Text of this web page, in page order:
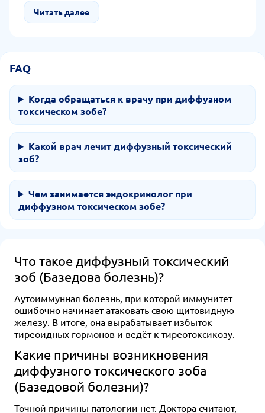
также адекватная физическая нагрузка и
сбалансированное питание.
Читать далее
FAQ
Когда обращаться к врачу при диффузном
токсическом зобе?
Какой врач лечит диффузный токсический
зоб?
Чем занимается эндокринолог при
диффузном токсическом зобе?
Что такое диффузный токсический
зоб (Базедова болезнь)?
Аутоиммунная болезнь, при которой иммунитет
ошибочно начинает атаковать свою щитовидную
железу. В итоге, она вырабатывает избыток
тиреоидных гормонов и ведёт к тиреотоксикозу.
Какие причины возникновения
диффузного токсического зоба
(Базедовой болезни)?
Точной причины патологии нет. Доктора считают,